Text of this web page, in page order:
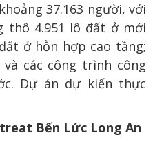
37.163 người, với
thô 4.951 lô đất ở mới
ở hỗn hợp cao tầng;
các công trình công
Dự án dự kiến thực
Bến Lức Long An